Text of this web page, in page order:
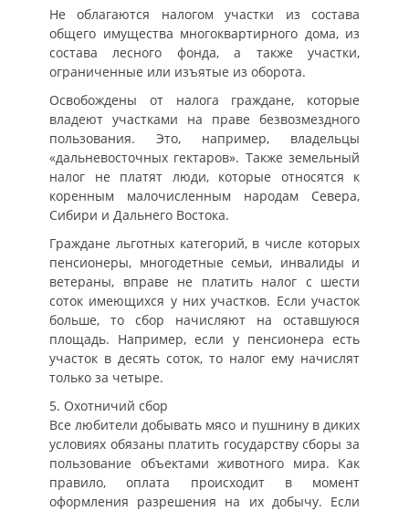
Не облагаются налогом участки из состава
общего имущества многоквартирного дома, из
состава лесного фонда, а также участки,
ограниченные или изъятые из оборота.
Освобождены от налога граждане, которые
владеют участками на праве безвозмездного
пользования. Это, например, владельцы
«дальневосточных гектаров». Также земельный
налог не платят люди, которые относятся к
коренным малочисленным народам Севера,
Сибири и Дальнего Востока.
Граждане льготных категорий, в числе которых
пенсионеры, многодетные семьи, инвалиды и
ветераны, вправе не платить налог с шести
соток имеющихся у них участков. Если участок
больше, то сбор начисляют на оставшуюся
площадь. Например, если у пенсионера есть
участок в десять соток, то налог ему начислят
только за четыре.
5. Охотничий сбор
Все любители добывать мясо и пушнину в диких
условиях обязаны платить государству сборы за
пользование объектами животного мира. Как
правило, оплата происходит в момент
оформления разрешения на их добычу. Если